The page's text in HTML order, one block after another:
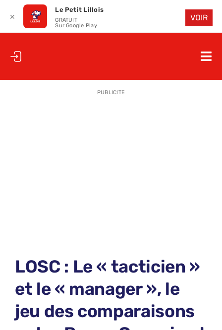
à
NOUS
PUBLICITE
LOSC : Le « tacticien »
et le « manager », le
jeu des comparaisons
✕
Le Petit Lillois
GRATUIT
Sur Google Play
VOIR